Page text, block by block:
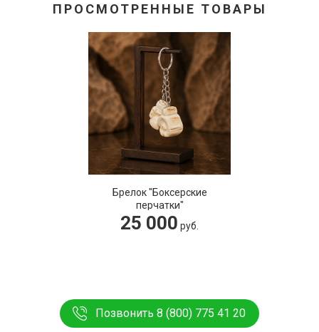
ПРОСМОТРЕННЫЕ ТОВАРЫ
Брелок "Боксерские
перчатки"
25 000 руб.
Позвонить 8 (800) 775 41 20